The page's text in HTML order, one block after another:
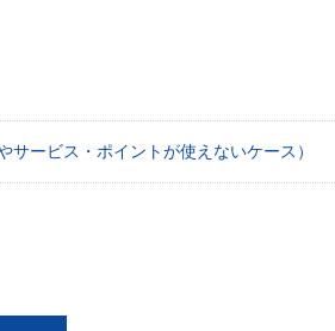
ービス・ポイントが使えないケース）